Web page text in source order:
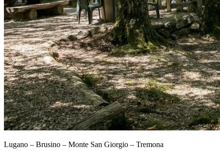
Lugano – Brusino – Monte San Giorgio – Tremona